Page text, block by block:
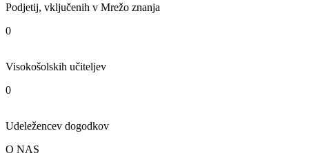
Podjetij, vključenih v Mrežo znanja
0
Visokošolskih učiteljev
0
Udeležencev dogodkov
O NAS